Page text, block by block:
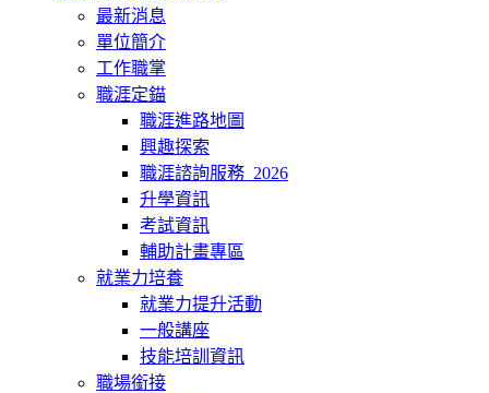
最新消息
單位簡介
工作職掌
職涯定錨
職涯進路地圖
興趣探索
職涯諮詢服務_2026
升學資訊
考試資訊
輔助計畫專區
就業力培養
就業力提升活動
一般講座
技能培訓資訊
職場銜接